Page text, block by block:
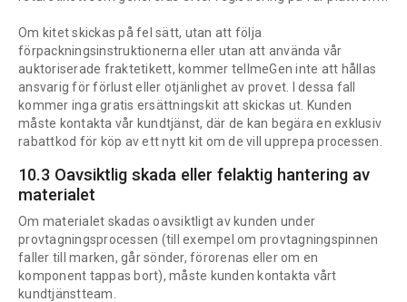
Om kitet skickas på fel sätt, utan att följa
förpackningsinstruktionerna eller utan att använda vår
auktoriserade fraktetikett, kommer tellmeGen inte att hållas
ansvarig för förlust eller otjänlighet av provet. I dessa fall
kommer inga gratis ersättningskit att skickas ut. Kunden
måste kontakta vår kundtjänst, där de kan begära en exklusiv
rabattkod för köp av ett nytt kit om de vill upprepa processen.
10.3 Oavsiktlig skada eller felaktig hantering av
materialet
Om materialet skadas oavsiktligt av kunden under
provtagningsprocessen (till exempel om provtagningspinnen
faller till marken, går sönder, förorenas eller om en
komponent tappas bort), måste kunden kontakta vårt
kundtjänstteam.